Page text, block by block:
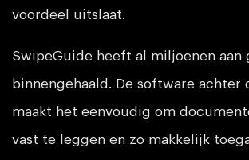
voordeel uitslaat.
SwipeGuide heeft al miljoenen aan
binnengehaald. De software
maakt het eenvoudig om
vast te leggen en zo makkelijk